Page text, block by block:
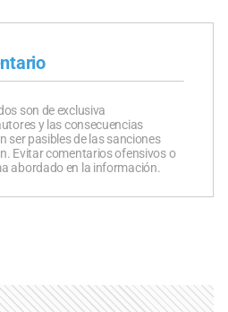
son de exclusiva
y las consecuencias
ser pasibles de las sanciones
Evitar comentarios ofensivos o
abordado en la información.